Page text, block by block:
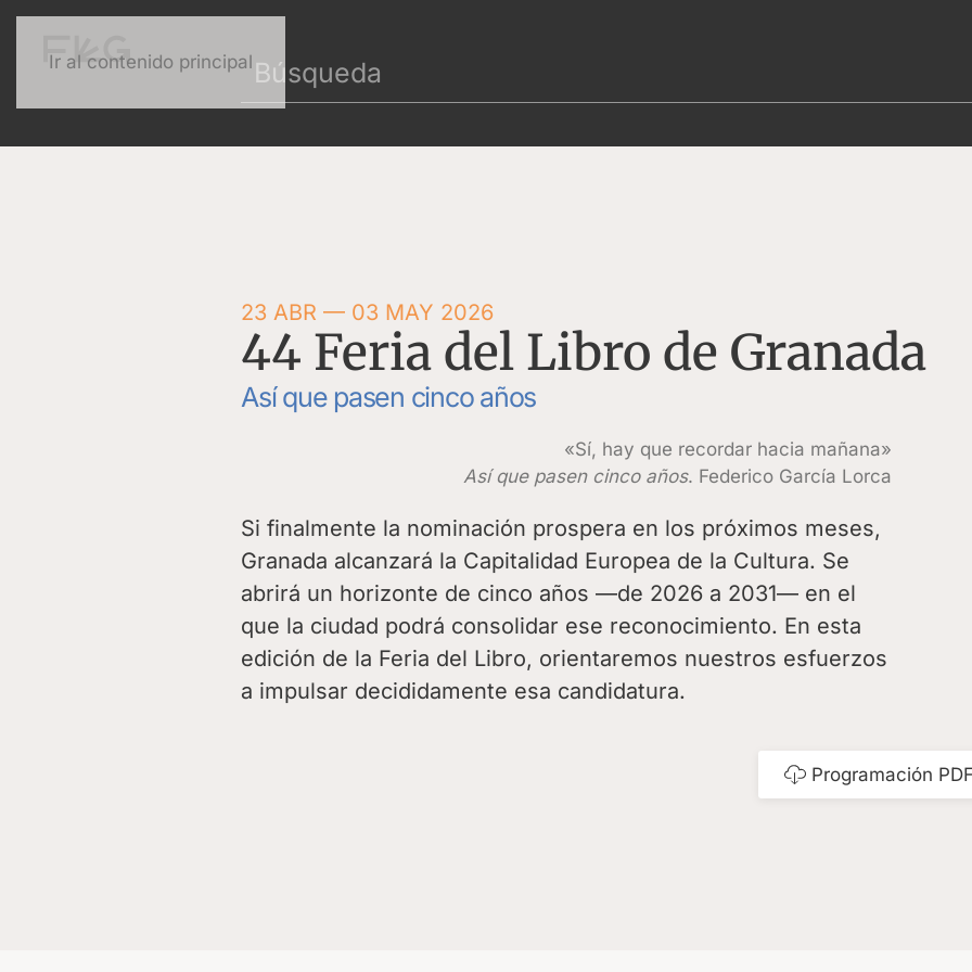
Ir al contenido principal
23 ABR — 03 MAY 2026
44 Feria del Libro de Granada
Así que pasen cinco años
«Sí, hay que recordar hacia mañana»
Así que pasen cinco años. Federico García Lorca
Si finalmente la nominación prospera en los próximos meses,
Granada alcanzará la Capitalidad Europea de la Cultura. Se
abrirá un horizonte de cinco años —de 2026 a 2031— en el
que la ciudad podrá consolidar ese reconocimiento. En esta
edición de la Feria del Libro, orientaremos nuestros esfuerzos
a impulsar decididamente esa candidatura.
Programación PDF